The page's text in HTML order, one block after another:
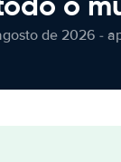
de 2026 -